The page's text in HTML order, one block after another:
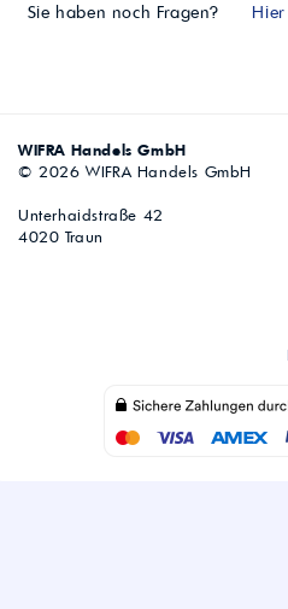
Sie haben noch Fragen?
WIFRA Handels GmbH
© 2026 WIFRA Handels GmbH
Unterhaidstraße 42
4020 Traun